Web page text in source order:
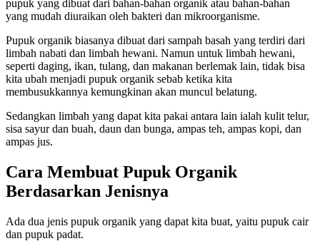
pupuk yang dibuat dari bahan-bahan organik atau bahan-bahan
yang mudah diuraikan oleh bakteri dan mikroorganisme.
Pupuk organik biasanya dibuat dari sampah basah yang terdiri dari
limbah nabati dan limbah hewani. Namun untuk limbah hewani,
seperti daging, ikan, tulang, dan makanan berlemak lain, tidak bisa
kita ubah menjadi pupuk organik sebab ketika kita
membusukkannya kemungkinan akan muncul belatung.
Sedangkan limbah yang dapat kita pakai antara lain ialah kulit telur,
sisa sayur dan buah, daun dan bunga, ampas teh, ampas kopi, dan
ampas jus.
Cara Membuat Pupuk Organik
Berdasarkan Jenisnya
Ada dua jenis pupuk organik yang dapat kita buat, yaitu pupuk cair
dan pupuk padat.